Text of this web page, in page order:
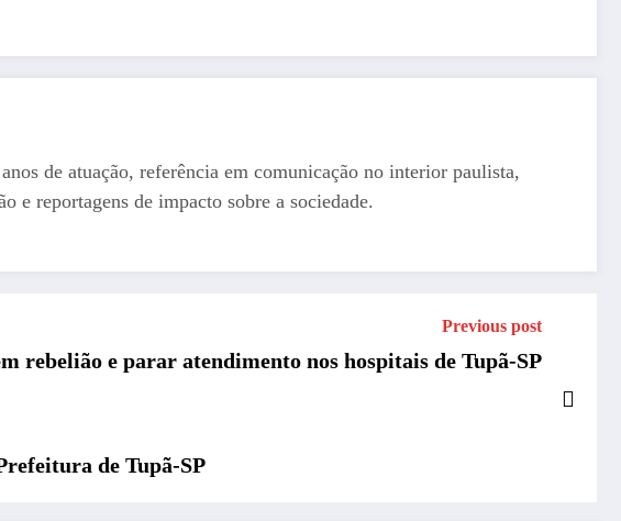
de atuação, referência em comunicação no interior paulista,
e reportagens de impacto sobre a sociedade.
Previous post
rebelião e parar atendimento nos hospitais de Tupã-SP
de Tupã-SP